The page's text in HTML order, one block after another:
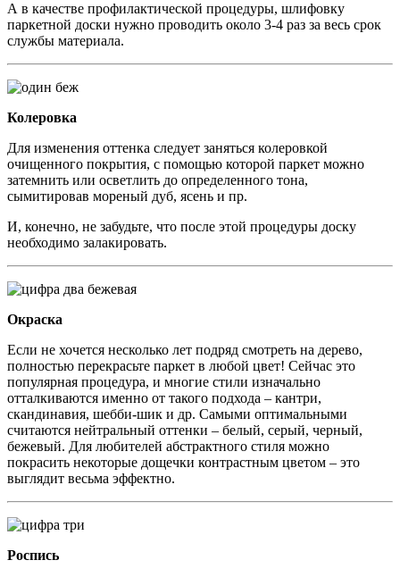
А в качестве профилактической процедуры, шлифовку
паркетной доски нужно проводить около 3-4 раз за весь срок
службы материала.
Колеровка
Для изменения оттенка следует заняться колеровкой
очищенного покрытия, с помощью которой паркет можно
затемнить или осветлить до определенного тона,
сымитировав мореный дуб, ясень и пр.
И, конечно, не забудьте, что после этой процедуры доску
необходимо залакировать.
Окраска
Если не хочется несколько лет подряд смотреть на дерево,
полностью перекрасьте паркет в любой цвет! Сейчас это
популярная процедура, и многие стили изначально
отталкиваются именно от такого подхода – кантри,
скандинавия, шебби-шик и др. Самыми оптимальными
считаются нейтральный оттенки – белый, серый, черный,
бежевый. Для любителей абстрактного стиля можно
покрасить некоторые дощечки контрастным цветом – это
выглядит весьма эффектно.
Роспись